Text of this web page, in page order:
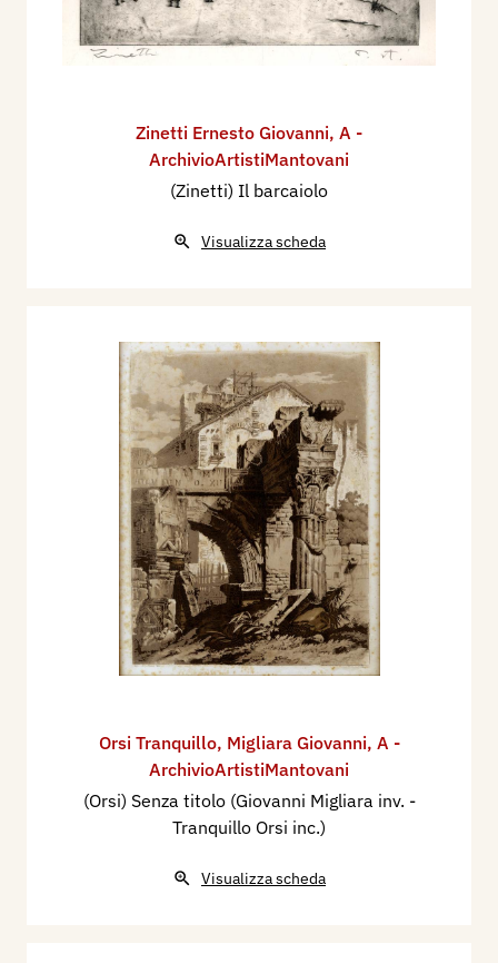
Zinetti Ernesto Giovanni, A -
ArchivioArtistiMantovani
(Zinetti) Il barcaiolo
Visualizza scheda
Orsi Tranquillo, Migliara Giovanni, A -
ArchivioArtistiMantovani
(Orsi) Senza titolo (Giovanni Migliara inv. -
Tranquillo Orsi inc.)
Visualizza scheda